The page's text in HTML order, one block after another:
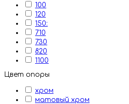
100
120
150:
710
730
820
1100
Цвет опоры
хром
матовый хром